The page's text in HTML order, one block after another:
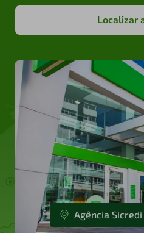
Localizar
Agência